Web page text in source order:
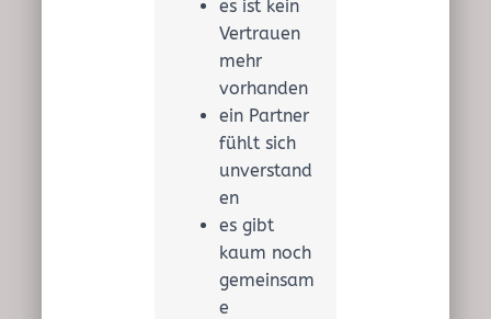
es ist kein
Vertrauen
mehr
vorhanden
ein Partner
fühlt sich
unverstand
en
es gibt
kaum noch
gemeinsam
e